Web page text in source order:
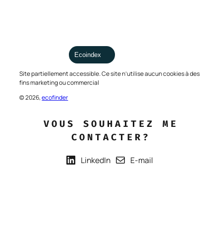
Ecoindex
Site partiellement accessible. Ce site n’utilise aucun cookies à des
fins marketing ou commercial
© 2026,ecofinder
VOUS SOUHAITEZ ME
CONTACTER?
LinkedIn E-mail